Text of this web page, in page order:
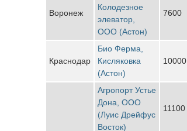
Воронеж
Колодезное
элеватор,
ООО (Астон)
7600
Краснодар
Био Ферма,
Кисляковка
(Астон)
10000
Агропорт Устье
Дона, ООО
(Луис Дрейфус
Восток)
11100